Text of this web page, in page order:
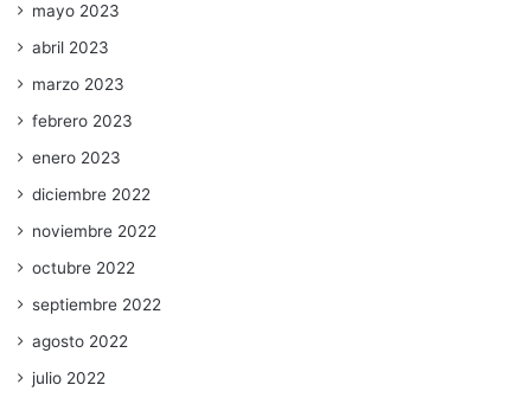
mayo 2023
abril 2023
marzo 2023
febrero 2023
enero 2023
diciembre 2022
noviembre 2022
octubre 2022
septiembre 2022
agosto 2022
julio 2022